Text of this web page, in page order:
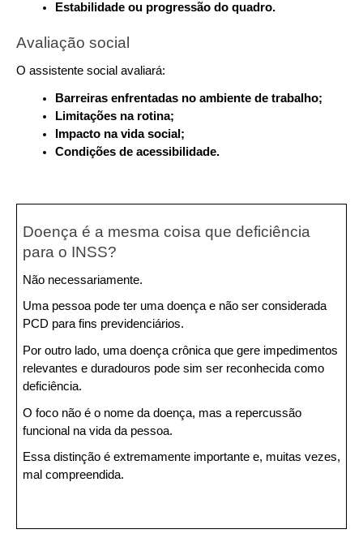
Estabilidade ou progressão do quadro.
Avaliação social
O assistente social avaliará:
Barreiras enfrentadas no ambiente de trabalho;
Limitações na rotina;
Impacto na vida social;
Condições de acessibilidade.
Doença é a mesma coisa que deficiência
para o INSS?
Não necessariamente.
Uma pessoa pode ter uma doença e não ser considerada
PCD para fins previdenciários.
Por outro lado, uma doença crônica que gere impedimentos
relevantes e duradouros pode sim ser reconhecida como
deficiência.
O foco não é o nome da doença, mas a repercussão
funcional na vida da pessoa.
Essa distinção é extremamente importante e, muitas vezes,
mal compreendida.